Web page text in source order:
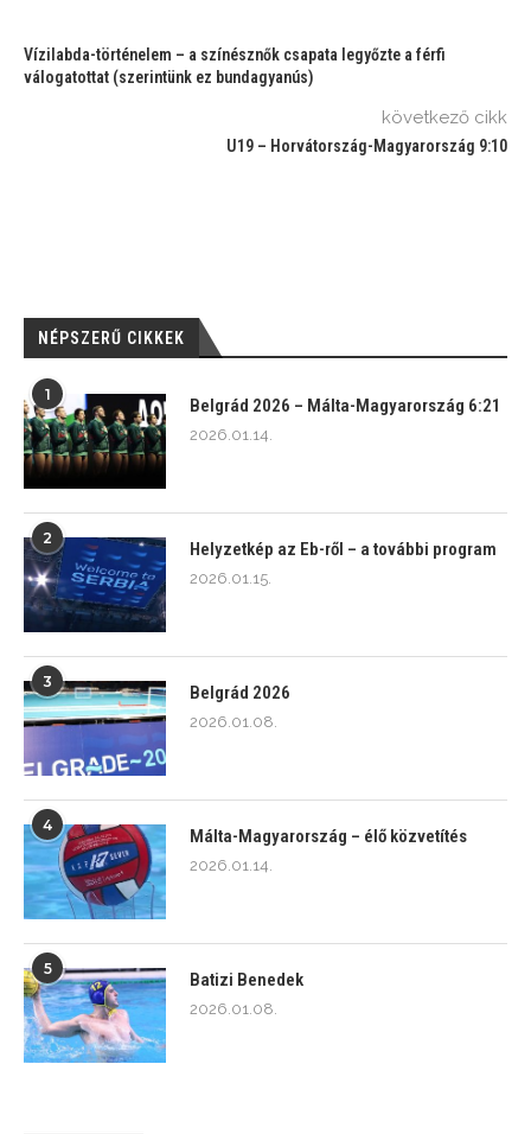
Vízilabda-történelem – a színésznők csapata legyőzte a férfi
válogatottat (szerintünk ez bundagyanús)
következő cikk
U19 – Horvátország-Magyarország 9:10
NÉPSZERŰ CIKKEK
1
Belgrád 2026 – Málta-Magyarország 6:21
2026.01.14.
2
Helyzetkép az Eb-ről – a további program
2026.01.15.
3
Belgrád 2026
2026.01.08.
4
Málta-Magyarország – élő közvetítés
2026.01.14.
5
Batizi Benedek
2026.01.08.